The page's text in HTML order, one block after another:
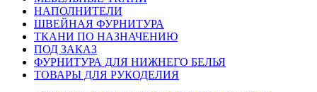
НАПОЛНИТЕЛИ
ШВЕЙНАЯ ФУРНИТУРА
ТКАНИ ПО НАЗНАЧЕНИЮ
ПОД ЗАКАЗ
ФУРНИТУРА ДЛЯ НИЖНЕГО БЕЛЬЯ
ТОВАРЫ ДЛЯ РУКОДЕЛИЯ